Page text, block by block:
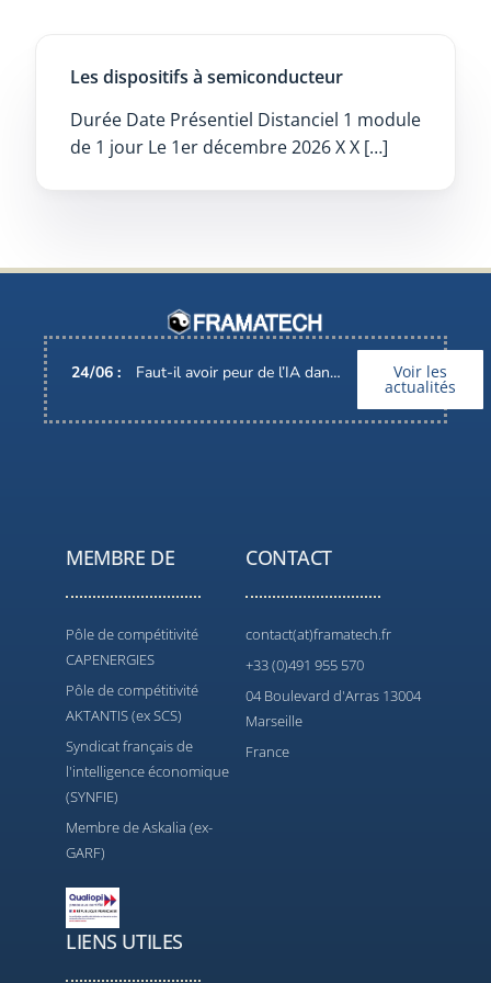
Les dispositifs à semiconducteur
Durée Date Présentiel Distanciel 1 module
de 1 jour Le 1er décembre 2026 X X […]
24/06 : Faut-il avoir peur de l’IA dans nos métiers ? Voir les
actualités
MEMBRE DE
Pôle de compétitivité
CAPENERGIES
Pôle de compétitivité
AKTANTIS (ex SCS)
Syndicat français de
l'intelligence économique
(SYNFIE)
Membre de Askalia (ex-
GARF)
CONTACT
contact(at)framatech.fr
+33 (0)491 955 570
04 Boulevard d'Arras 13004
Marseille
France
LIENS UTILES